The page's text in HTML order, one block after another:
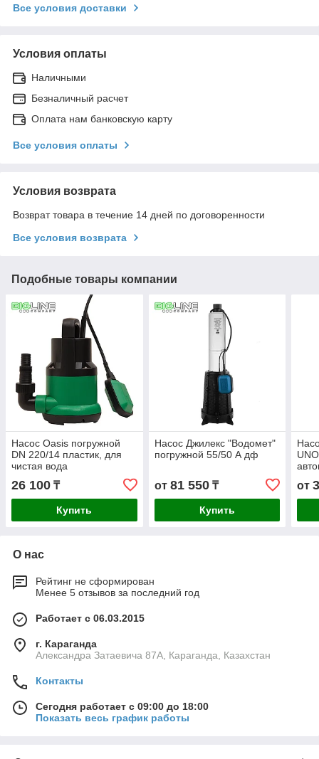
Все условия доставки
Условия оплаты
Наличными
Безналичный расчет
Оплата нам банковскую карту
Все условия оплаты
Условия возврата
Возврат товара в течение 14 дней по договоренности
Все условия возврата
Подобные товары компании
Насос Oasis погружной
DN 220/14 пластик, для
чистая вода
26 100 ₸
Купить
Насос Джилекс "Водомет"
погружной 55/50 А дф
от 81 550₸
Купить
от
О нас
Рейтинг не сформирован
Менее 5 отзывов за последний год
Работает с 06.03.2015
г. Караганда
Александра Затаевича 87А, Караганда, Казахстан
Контакты
Сегодня работает с 09:00 до 18:00
Показать весь график работы